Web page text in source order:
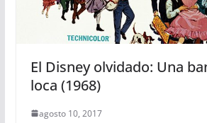
El Disney olvidado: Una
loca (1968)
agosto 10, 2017